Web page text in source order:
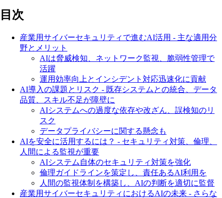
目次
産業用サイバーセキュリティで進むAI活用 - 主な適用分
野とメリット
AIは脅威検知、ネットワーク監視、脆弱性管理で
活躍
運用効率向上とインシデント対応迅速化に貢献
AI導入の課題とリスク - 既存システムとの統合、データ
品質、スキル不足が障壁に
AIシステムへの過度な依存や改ざん、誤検知のリ
スク
データプライバシーに関する懸念も
AIを安全に活用するには？ - セキュリティ対策、倫理、
人間による監視が重要
AIシステム自体のセキュリティ対策を強化
倫理ガイドラインを策定し、責任あるAI利用を
人間の監視体制を構築し、AIの判断を適切に監督
産業用サイバーセキュリティにおけるAIの未来 - さらな